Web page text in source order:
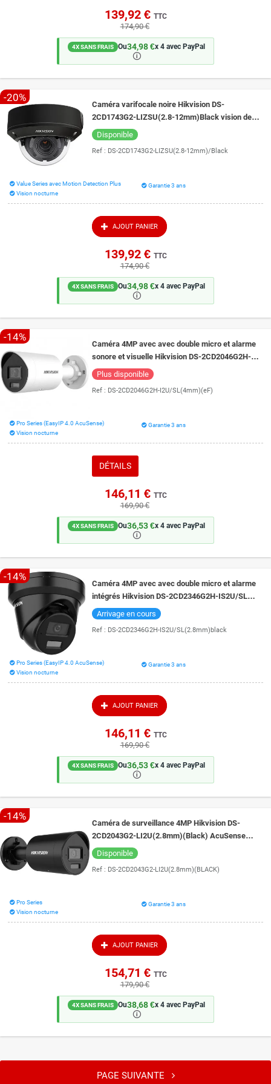
139,92 € TTC
174,90 €
4X SANS FRAIS Ou34,98 €x 4 avec PayPal
🛈
-20%
Caméra varifocale noire Hikvision DS-
2CD1743G2-LIZSU(2.8-12mm)Black vision de
nuit couleur 30 mètres
Disponible
Ref : DS-2CD1743G2-LIZSU(2.8-12mm)/Black
Value Series avec Motion Detection Plus
Vision nocturne
Garantie 3 ans
AJOUT PANIER
139,92 € TTC
174,90 €
4X SANS FRAIS Ou34,98 €x 4 avec PayPal
🛈
-14%
Caméra 4MP avec avec double micro et alarme
sonore et visuelle Hikvision DS-2CD2046G2H-
I2U/SL(4mm) vision de nuit 40 mètres
Plus disponible
Ref : DS-2CD2046G2H-I2U/SL(4mm)(eF)
Pro Series (EasyIP 4.0 AcuSense)
Vision nocturne
Garantie 3 ans
DÉTAILS
146,11 € TTC
169,90 €
4X SANS FRAIS Ou36,53 €x 4 avec PayPal
🛈
-14%
Caméra 4MP avec avec double micro et alarme
intégrés Hikvision DS-2CD2346G2H-IS2U/SL
(Black) vision de nuit 30 mètres
Arrivage en cours
Ref : DS-2CD2346G2H-IS2U/SL(2.8mm)black
Pro Series (EasyIP 4.0 AcuSense)
Vision nocturne
Garantie 3 ans
AJOUT PANIER
146,11 € TTC
169,90 €
4X SANS FRAIS Ou36,53 €x 4 avec PayPal
🛈
-14%
Caméra de surveillance 4MP Hikvision DS-
2CD2043G2-LI2U(2.8mm)(Black) AcuSense
micro intégré vision de nuit couleur 40 mètres
Disponible
Ref : DS-2CD2043G2-LI2U(2.8mm)(BLACK)
Pro Series
Vision nocturne
Garantie 3 ans
AJOUT PANIER
154,71 € TTC
179,90 €
4X SANS FRAIS Ou38,68 €x 4 avec PayPal
🛈
PAGE SUIVANTE